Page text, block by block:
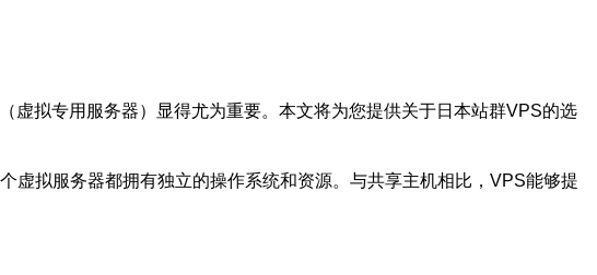
虚拟专用服务器）显得尤为重要。本文将为您提供关于日本站群VPS的选
拟服务器都拥有独立的操作系统和资源。与共享主机相比，VPS能够提